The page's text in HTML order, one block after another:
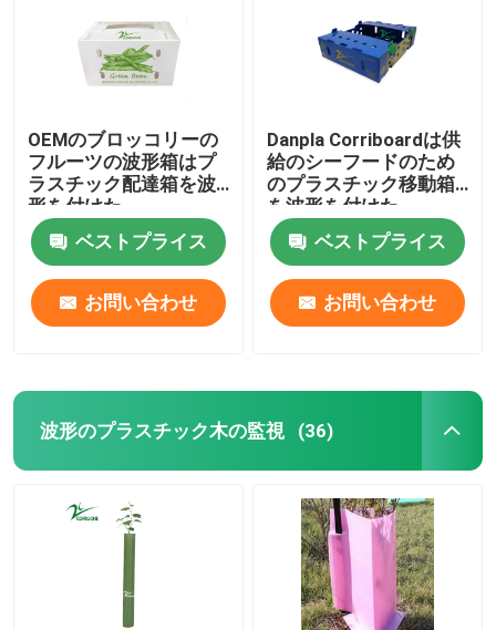
OEMのブロッコリーの
フルーツの波形箱はプ
ラスチック配達箱を波
形を付けた
ベストプライス
お問い合わせ
Danpla Corriboardは供
給のシーフードのため
のプラスチック移動箱
を波形を付けた
ベストプライス
お問い合わせ
波形のプラスチック木の監視 (36)